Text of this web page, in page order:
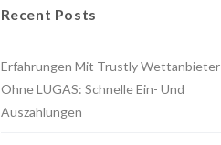
Recent Posts
Erfahrungen Mit Trustly Wettanbieter
Ohne LUGAS: Schnelle Ein- Und
Auszahlungen